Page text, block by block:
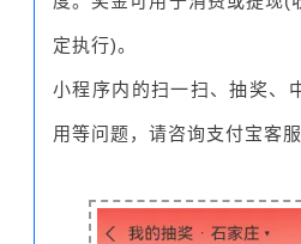
定执行)。
小程序内的扫一扫、抽奖、
用等问题，请咨询支付宝客